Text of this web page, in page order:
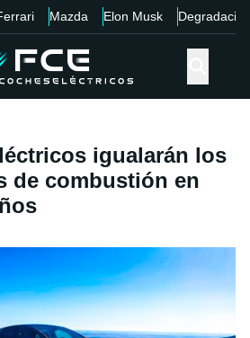
Mazda Elon Musk Degradación
igualarán los
de combustión en